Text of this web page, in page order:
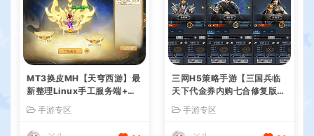
MT3换皮MH【天穹西游】最
新整理Linux手工服务端+安
建教程+全套源码+视频教程
手游专区
三网H5策略手游【三国兵临
天下代金券内购七合修复版】
+Linux手工服务端+管理后台
+GM授权后台+简易安卓客户
手游专区